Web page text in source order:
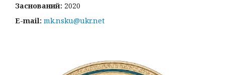
Заснований: 2020
E-mail: mk.nsku@ukr.net